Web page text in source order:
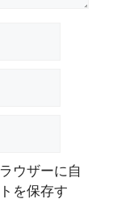
ウザーに自
を保存す